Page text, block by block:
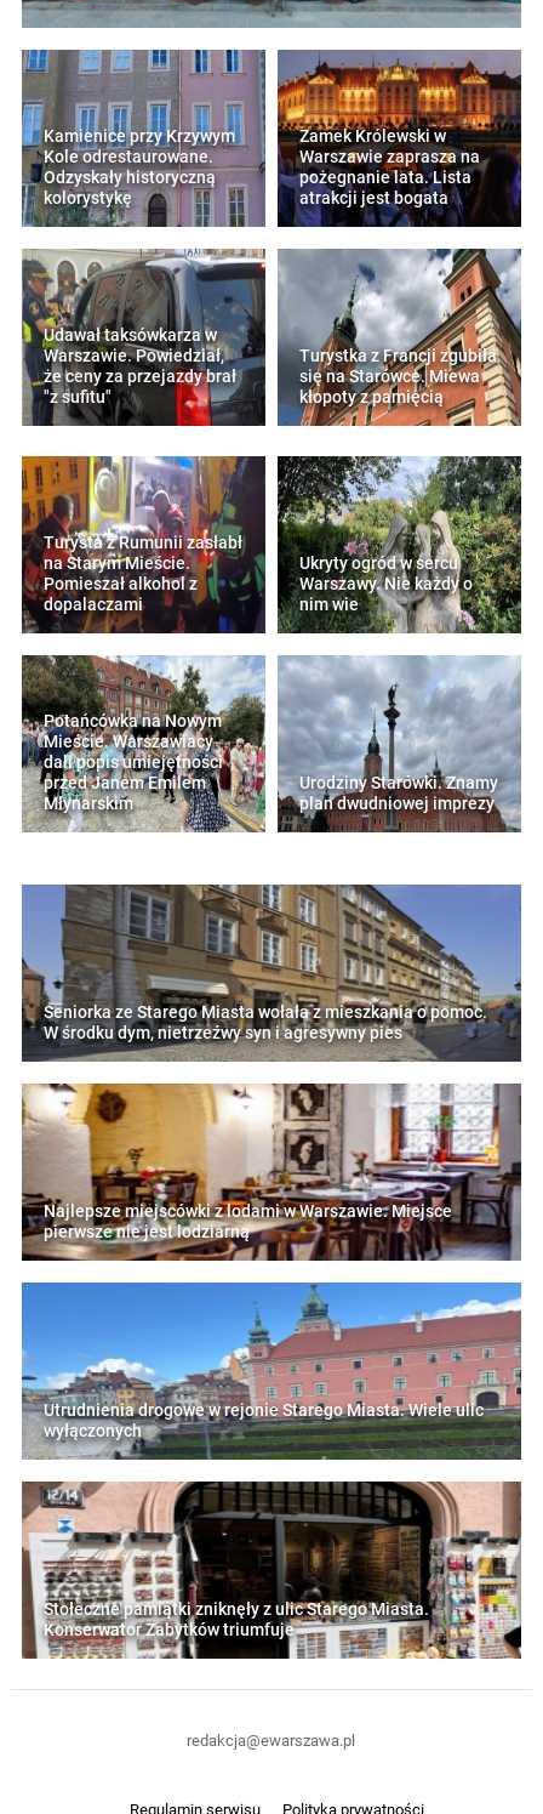
Kamienice przy Krzywym
Kole odrestaurowane.
Odzyskały historyczną
kolorystykę
Zamek Królewski w
Warszawie zaprasza na
pożegnanie lata. Lista
atrakcji jest bogata
Udawał taksówkarza w
Warszawie. Powiedział,
że ceny za przejazdy brał
"z sufitu"
Turystka z Francji zgubiła
się na Starówce. Miewa
kłopoty z pamięcią
Turysta z Rumunii zasłabł
na Starym Mieście.
Pomieszał alkohol z
dopalaczami
Ukryty ogród w sercu
Warszawy. Nie każdy o
nim wie
Potańcówka na Nowym
Mieście. Warszawiacy
dali popis umiejętności
przed Janem Emilem
Młynarskim
Urodziny Starówki. Znamy
plan dwudniowej imprezy
Seniorka ze Starego Miasta wołała z mieszkania o pomoc.
W środku dym, nietrzeźwy syn i agresywny pies
Najlepsze miejscówki z lodami w Warszawie. Miejsce
pierwsze nie jest lodziarną
Utrudnienia drogowe w rejonie Starego Miasta. Wiele ulic
wyłączonych
Stołeczne pamiątki zniknęły z ulic Starego Miasta.
Konserwator Zabytków triumfuje
Regulamin serwisu Polityka prywatności
redakcja@ewarszawa.pl